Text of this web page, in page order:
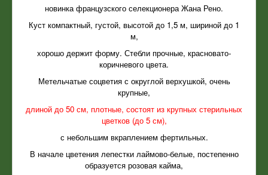
новинка французского селекционера Жана Рено.
Куст компактный, густой, высотой до 1,5 м, шириной до 1
м,
хорошо держит форму. Стебли прочные, красновато-
коричневого цвета.
Метельчатые соцветия с округлой верхушкой, очень
крупные,
длиной до 50 см, плотные, состоят из крупных стерильных
цветков (до 5 см),
с небольшим вкраплением фертильных.
В начале цветения лепестки лаймово-белые, постепенно
образуется розовая кайма,